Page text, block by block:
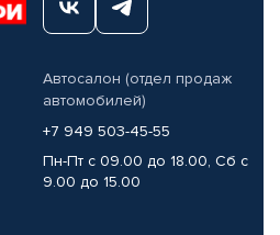
Автосалон (отдел продаж
автомобилей)
+7 949 503-45-55
Пн-Пт с 09.00 до 18.00, Сб с
9.00 до 15.00